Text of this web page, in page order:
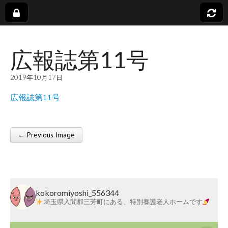
社
会
福
祉
法
人
蓬
広報誌第11号
2019年10月17日
広報誌第11号
Post navigation
← Previous Image
kokoromiyoshi_556344
埼玉県入間郡三芳町にある、特別養護老人ホームです